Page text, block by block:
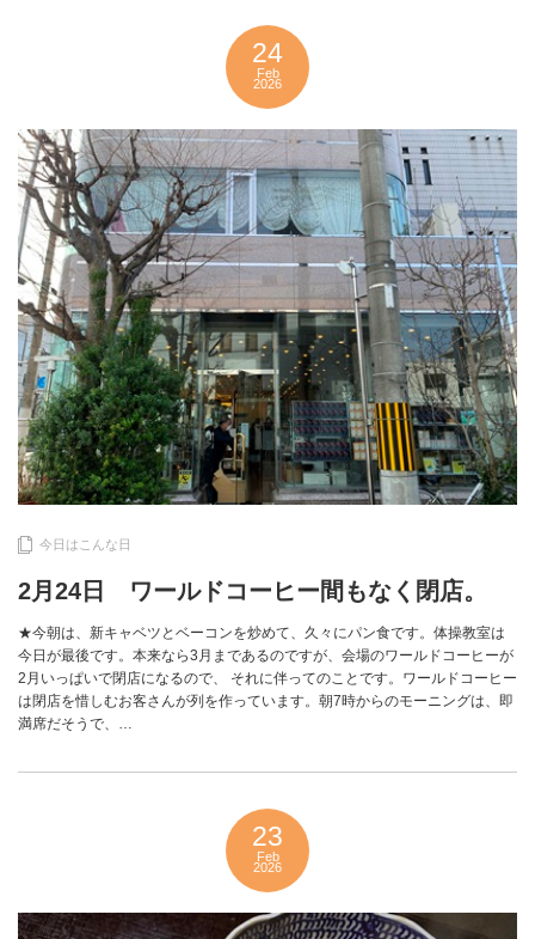
24
Feb
2026
今日はこんな日
2月24日 ワールドコーヒー間もなく閉店。
★今朝は、新キャベツとベーコンを炒めて、久々にパン食です。体操教室は
今日が最後です。本来なら3月まであるのですが、会場のワールドコーヒーが
2月いっぱいで閉店になるので、 それに伴ってのことです。ワールドコーヒー
は閉店を惜しむお客さんが列を作っています。朝7時からのモーニングは、即
満席だそうで、…
23
Feb
2026